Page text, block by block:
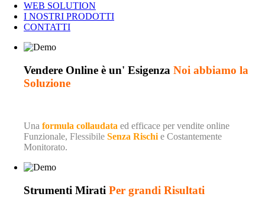
WEB SOLUTION
I NOSTRI PRODOTTI
CONTATTI
Vendere Online è un' Esigenza Noi abbiamo la
Soluzione
Una formula collaudata ed efficace per vendite online
Funzionale, Flessibile Senza Rischie Costantemente
Monitorato.
Strumenti Mirati Per grandi Risultati